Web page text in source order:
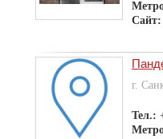
Сайт:
г.
Тел.: